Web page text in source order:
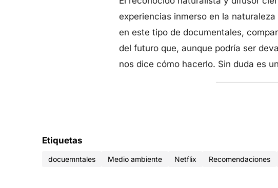
experiencias inmerso en la
en este tipo de documentales,
del futuro que, aunque podría ser
nos dice cómo hacerlo. Sin duda es
Etiquetas
docuemntales Medio ambiente Netflix Recomendaciones